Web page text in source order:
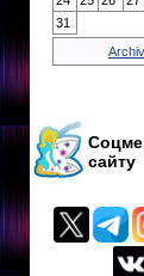
31
сайту